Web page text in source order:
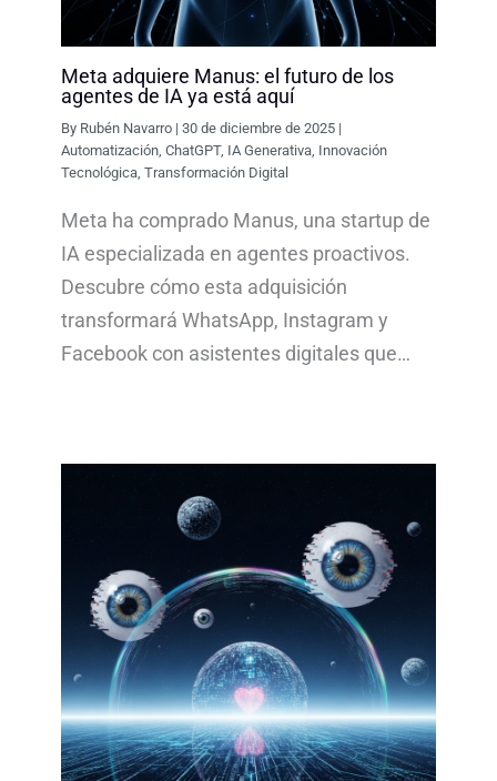
Meta adquiere Manus: el futuro de los
agentes de IA ya está aquí
By Rubén Navarro |30 de diciembre de 2025 |
Automatización ,ChatGPT, IA Generativa Innovación
Tecnológica ,Transformación Digital
Meta ha comprado Manus, una startup de
IA especializada en agentes proactivos.
Descubre cómo esta adquisición
transformará WhatsApp, Instagram y
Facebook con asistentes digitales que…